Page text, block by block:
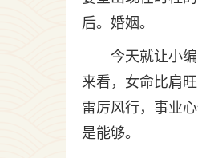
后。婚姻。
今天就让小
来看，女命比肩
雷厉风行，事业
是能够。